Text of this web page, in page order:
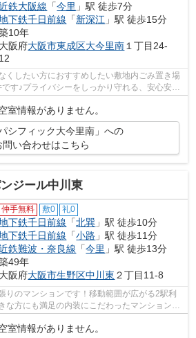
鉄大阪線 「今里 」駅 徒歩7分
下鉄千日前線 「新深江 」駅 徒歩15分
10年
大阪府大阪市東成区大今里南１丁目24-
12
くしたい方におすすめしたい敷地内ごみ置き場
す♪プライバシーをしっかり守れる、安心安全
室情報がありません。
シフィック大今里南」への
問い合わせはこちら
ジール中川東
仲手無料 敷0 礼0
下鉄千日前線 「北巽 」駅 徒歩10分
下鉄千日前線 「小路 」駅 徒歩11分
鉄難波・奈良線 「今里 」駅 徒歩13分
49年
大阪府大阪市生野区中川東 ２丁目11-8
りのマンションです！移動範囲が広がる2駅利
な方にも満足の内装にこだわったマンションタ
ら300mのと...
室情報がありません。